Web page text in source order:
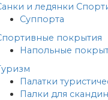
и ледянки
Суппорта
покрытия
Напольные
Палатки
Палки для